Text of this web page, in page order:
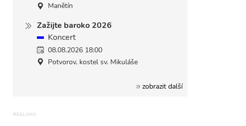
Manětín
Zažijte baroko 2026
Koncert
08.08.2026 18:00
Potvorov, kostel sv. Mikuláše
zobrazit další